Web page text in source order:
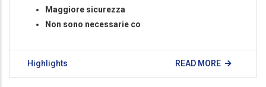
Maggiore sicurezza
Non sono necessarie co
Highlights READ MORE